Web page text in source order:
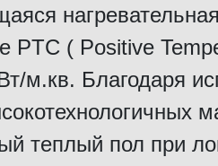
PTC ( Positive
м.кв. Благодаря
теплый пол при